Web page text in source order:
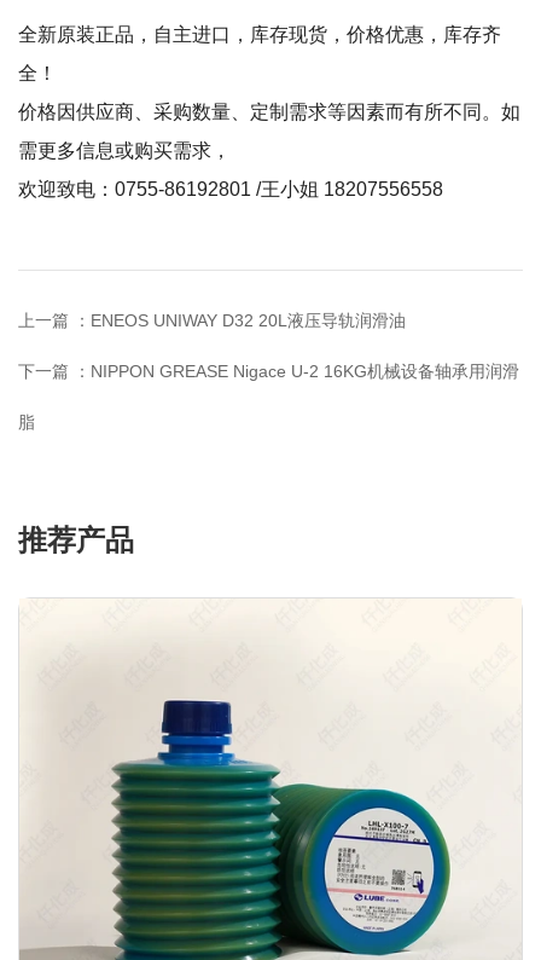
全新原装正品，自主进口，库存现货，价格优惠，库存齐
全！
价格因供应商、采购数量、定制需求等因素而有所不同。如
需更多信息或购买需求，
欢迎致电：0755-86192801 /王小姐 18207556558
上一篇 ： ENEOS UNIWAY D32 20L液压导轨润滑油
下一篇 ： NIPPON GREASE Nigace U-2 16KG机械设备轴承用润滑
脂
推荐产品